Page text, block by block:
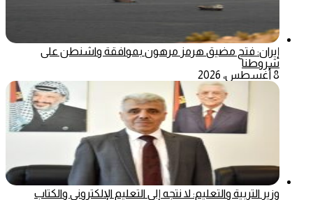
إيران: فتح مضيق هرمز مرهون بموافقة واشنطن على
شروطنا
8 أغسطس، 2026
وزير التربية والتعليم: لا نتجه إلى التعليم الإلكتروني والكتاب